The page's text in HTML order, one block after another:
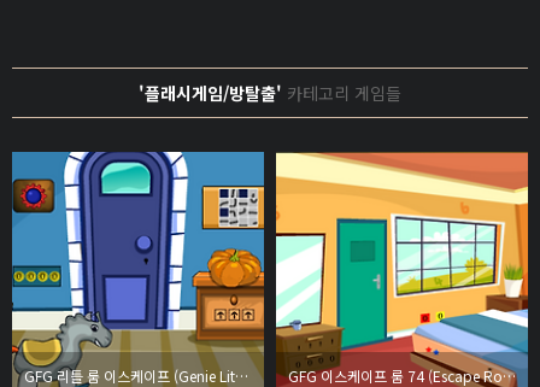
'플래시게임/방탈출' 카테고리 게임들
GFG 리틀 룸 이스케이프 (Genie Little Room Escape) GFG 이스케이프 룸 74 (Escape Room 74)